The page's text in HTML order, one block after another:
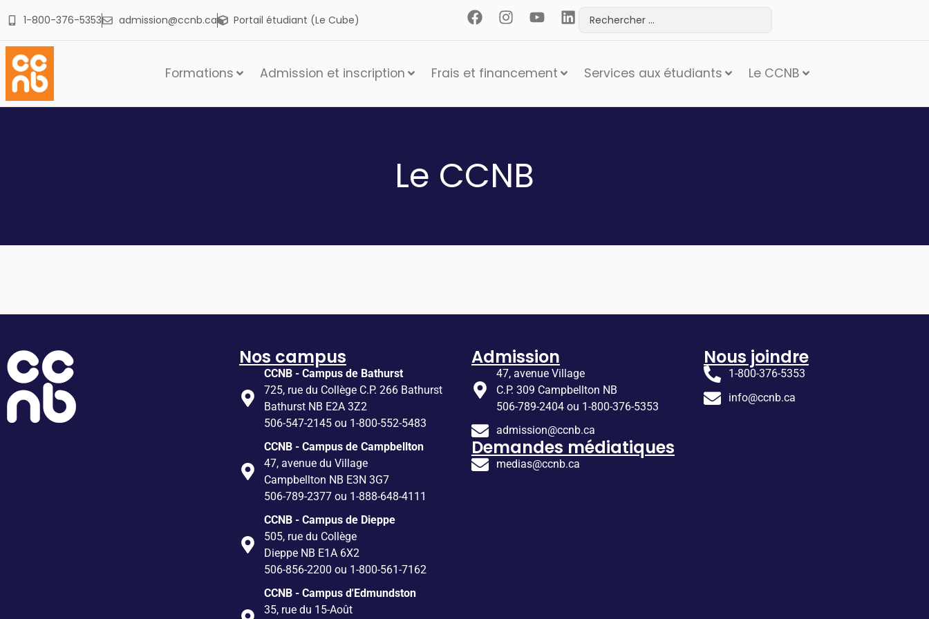
1-800-376-5353 admission@ccnb.ca Portail étudiant (Le Cube)
Formations Admission et inscription Frais et financement Services aux étudiants Le CCNB
Le CCNB
Nos campus
CCNB - Campus de Bathurst
725, rue du Collège C.P. 266 Bathurst
Bathurst NB E2A 3Z2
506-547-2145 ou 1-800-552-5483
CCNB - Campus de Campbellton
47, avenue du Village
Campbellton NB E3N 3G7
506-789-2377 ou 1-888-648-4111
CCNB - Campus de Dieppe
505, rue du Collège
Dieppe NB E1A 6X2
506-856-2200 ou 1-800-561-7162
CCNB - Campus d'Edmundston
35, rue du 15-Août
Admission
47, avenue Village
C.P. 309 Campbellton NB
506-789-2404 ou 1-800-376-5353
admission@ccnb.ca
Demandes médiatiques
medias@ccnb.ca
Nous joindre
1-800-376-5353
info@ccnb.ca